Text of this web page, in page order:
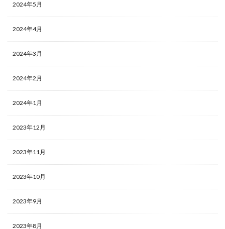
2024年5月
2024年4月
2024年3月
2024年2月
2024年1月
2023年12月
2023年11月
2023年10月
2023年9月
2023年8月